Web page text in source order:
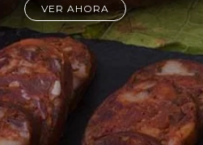
VER AHORA